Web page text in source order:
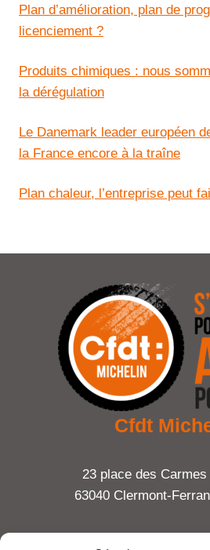
Plan d’amélioration, plan de
licenciement ?
Produits chimiques : nous
la dérégulation
Le Danemark leader européen
la France encore à la traîne
Plan chaleur, l’entreprise peut
Cfdt
23 place des
63040 Clermont-